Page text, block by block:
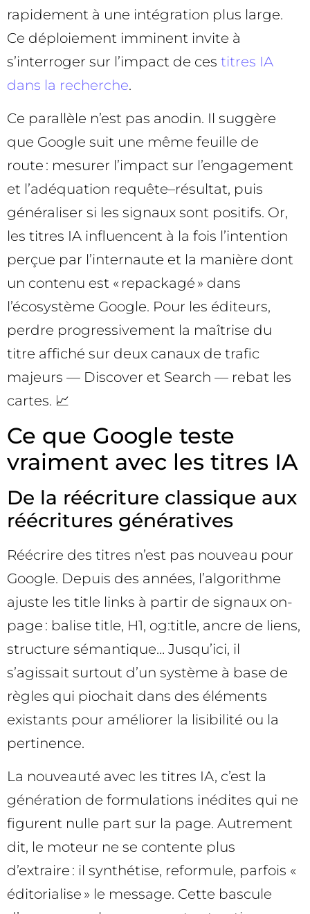
rapidement à une intégration plus large.
Ce déploiement imminent invite à
s’interroger sur l’impact de ces titres IA
dans la recherche.
Ce parallèle n’est pas anodin. Il suggère
que Google suit une même feuille de
route : mesurer l’impact sur l’engagement
et l’adéquation requête–résultat, puis
généraliser si les signaux sont positifs. Or,
les titres IA influencent à la fois l’intention
perçue par l’internaute et la manière dont
un contenu est « repackagé » dans
l’écosystème Google. Pour les éditeurs,
perdre progressivement la maîtrise du
titre affiché sur deux canaux de trafic
majeurs — Discover et Search — rebat les
cartes. 📈
Ce que Google teste
vraiment avec les titres IA
De la réécriture classique aux
réécritures génératives
Réécrire des titres n’est pas nouveau pour
Google. Depuis des années, l’algorithme
ajuste les title links à partir de signaux on-
page : balise title, H1, og:title, ancre de liens,
structure sémantique… Jusqu’ici, il
s’agissait surtout d’un système à base de
règles qui piochait dans des éléments
existants pour améliorer la lisibilité ou la
pertinence.
La nouveauté avec les titres IA, c’est la
génération de formulations inédites qui ne
figurent nulle part sur la page. Autrement
dit, le moteur ne se contente plus
d’extraire : il synthétise, reformule, parfois «
éditorialise » le message. Cette bascule